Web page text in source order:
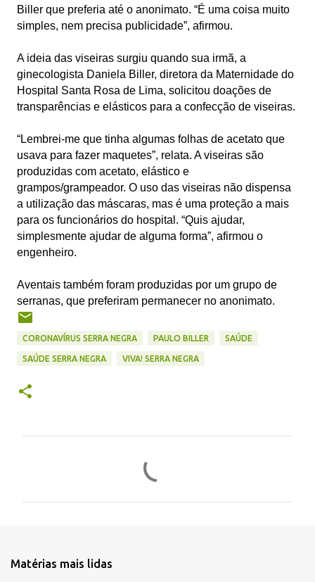
Biller que preferia até o anonimato. “É uma coisa muito
simples, nem precisa publicidade”, afirmou.
A ideia das viseiras surgiu quando sua irmã, a
ginecologista Daniela Biller, diretora da Maternidade do
Hospital Santa Rosa de Lima, solicitou doações de
transparências e elásticos para a confecção de viseiras.
“Lembrei-me que tinha algumas folhas de acetato que
usava para fazer maquetes”, relata. A viseiras são
produzidas com acetato, elástico e
grampos/grampeador. O uso das viseiras não dispensa
a utilização das máscaras, mas é uma proteção a mais
para os funcionários do hospital. “Quis ajudar,
simplesmente ajudar de alguma forma”, afirmou o
engenheiro.
Aventais também foram produzidas por um grupo de
serranas, que preferiram permanecer no anonimato.
CORONAVÍRUS SERRA NEGRA PAULO BILLER SAÚDE
SAÚDE SERRA NEGRA VIVA! SERRA NEGRA
t
Matérias mais lidas